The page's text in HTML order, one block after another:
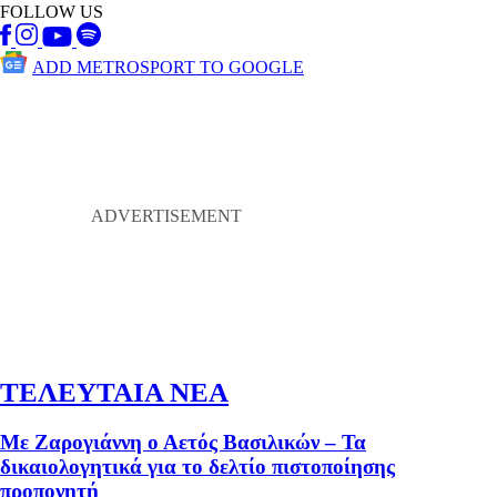
FOLLOW US
ADD METROSPORT TO GOOGLE
ΤΕΛΕΥΤΑΙΑ ΝΕΑ
Με Ζαρογιάννη ο Αετός Βασιλικών – Τα
δικαιολογητικά για το δελτίο πιστοποίησης
προπονητή